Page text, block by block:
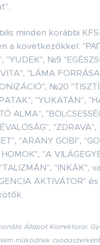
minden korábbi
a következőkkel:
"YUDEK", №9
"LÁMA
№20
"YUKATÁN",
ALMA",
"ZDRAVA",
"ARANY GOBI",
"A
"INKÁK",
AKTIVÁTOR"
Állapot Korrektorai.
működnek